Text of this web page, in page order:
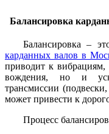
Балансировка
Балансировка –
карданных валов в
приводит к
вождения, но и
трансмиссии
может привести к
Процесс